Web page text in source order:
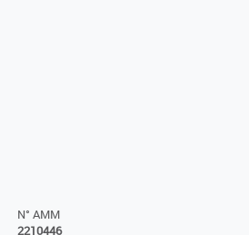
N° AMM
2210446